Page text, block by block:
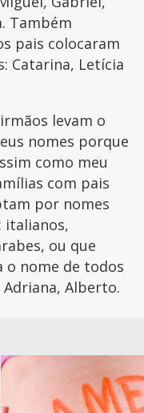
Também
pais colocaram
Catarina, Letícia
levam o
nomes porque
como meu
com pais
por nomes
italianos,
ou que
o nome de todos
Alberto.